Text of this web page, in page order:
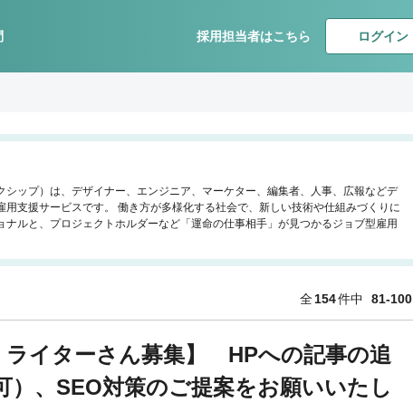
採用担当者はこちら ログイン
ップ）は、デザイナー、エンジニア、マーケター、編集者、人事、広報などデ
支援サービスです。 働き方が多様化する社会で、新しい技術や仕組みづくりに
ルと、プロジェクトホルダーなど「運命の仕事相手」が見つかるジョブ型雇用
全154件中 81-100
ライターさん募集】 HPへの記事の追
）、SEO対策のご提案をお願いいたし